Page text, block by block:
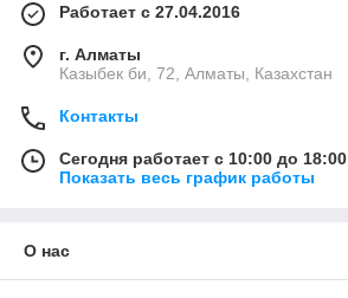
Работает с 27.04.2016
г. Алматы
Казыбек би, 72, Алматы, Казахстан
Контакты
Сегодня работает с 10:00 до 18:00
Показать весь график работы
О нас